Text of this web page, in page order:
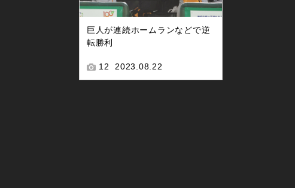
巨人が連続ホームランなどで逆
転勝利
12 2023.08.22